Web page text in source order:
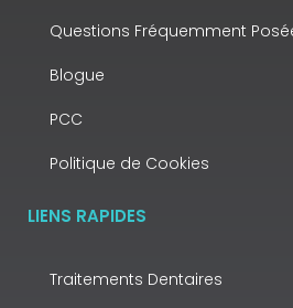
Questions Fréquemment
Blogue
PCC
Politique de Cookies
LIENS RAPIDES
Traitements Dentaires